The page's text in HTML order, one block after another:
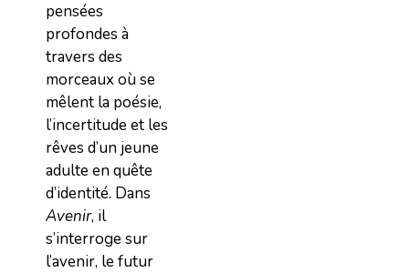
pensées
profondes à
travers des
morceaux où se
mêlent la poésie,
l’incertitude et les
rêves d’un jeune
adulte en quête
d’identité. Dans
Avenir, il
s’interroge sur
l’avenir, le futur